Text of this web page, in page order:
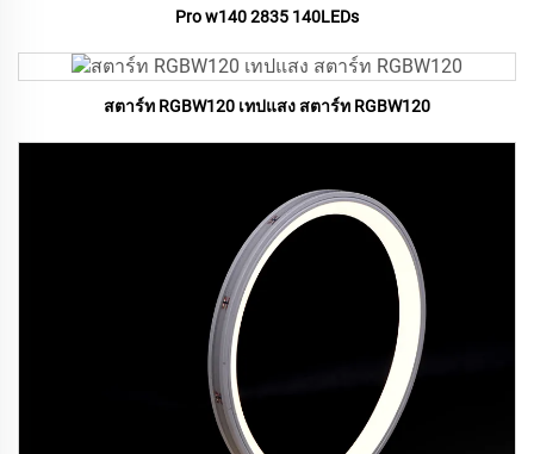
Pro w140 2835 140LEDs
สตาร์ท RGBW120 เทปแสง สตาร์ท RGBW120